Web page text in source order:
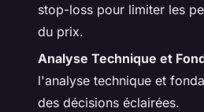
stop-loss pour limiter les
du prix.
Analyse Technique et
l'analyse technique et
des décisions éclairées.